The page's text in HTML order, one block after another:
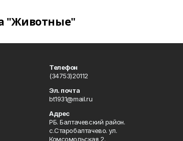
"Животные"
Телефон
(34753)20112
Эл. почта
bt1931@mail.ru
Адрес
РБ. Балтачевский район.
с.Старобалтачево. ул.
Комсомольская 2.